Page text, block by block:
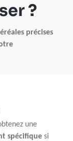
?
précises
une
spécifique si